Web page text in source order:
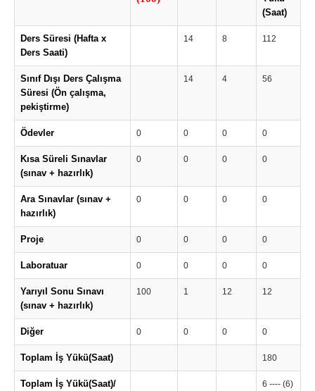
(Saat)
Ders Süresi (Hafta x
Ders Saati)
14 8 112
Sınıf Dışı Ders Çalışma
Süresi (Ön çalışma,
pekiştirme)
14 4 56
Ödevler 0 0 0 0
Kısa Süreli Sınavlar
(sınav + hazırlık)
0 0 0 0
Ara Sınavlar (sınav +
hazırlık)
0 0 0 0
Proje 0 0 0 0
Laboratuar 0 0 0 0
Yarıyıl Sonu Sınavı
(sınav + hazırlık)
100 1 12 12
Diğer 0 0 0 0
Toplam İş Yükü(Saat) 180
Toplam İş Yükü(Saat)/
6 ---- (6)